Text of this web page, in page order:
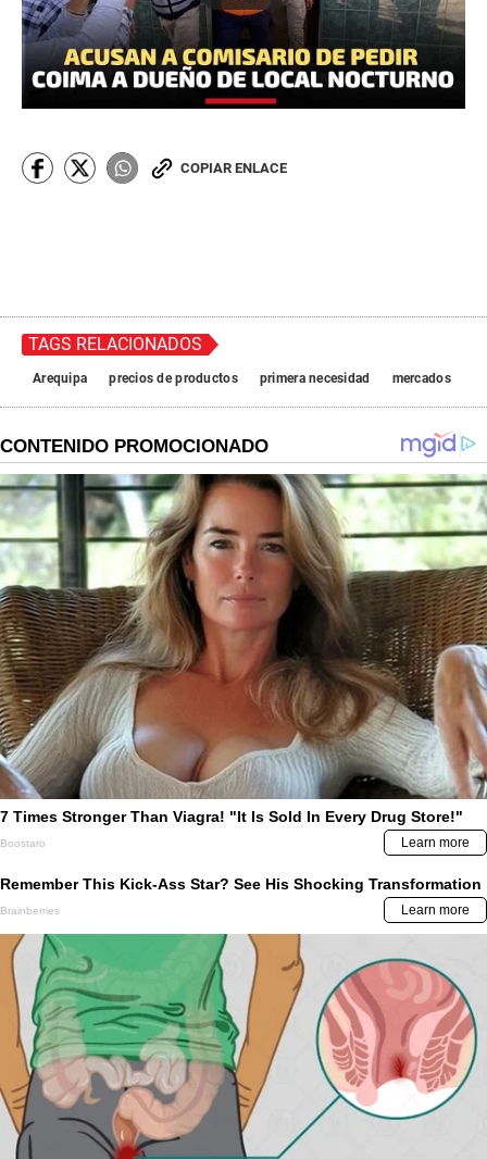
COPIAR ENLACE
TAGS RELACIONADOS
Arequipa precios de productos primera necesidad mercados